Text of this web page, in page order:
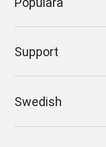
Support
Swedish